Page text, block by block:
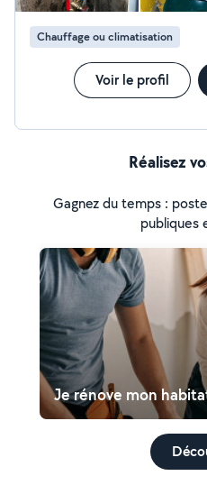
Chauffage ou climatisation
Voir le profil
Réalisez
Gagnez du temps :
publiques
Je rénove mon